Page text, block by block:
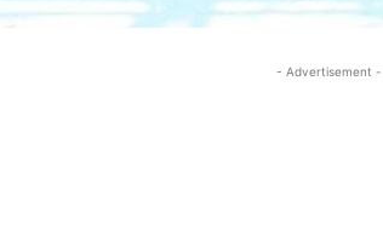
- Advertisement -